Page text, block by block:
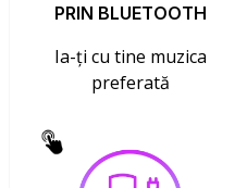
PRIN BLUETOOTH
Ia-ți cu tine muzica
preferată